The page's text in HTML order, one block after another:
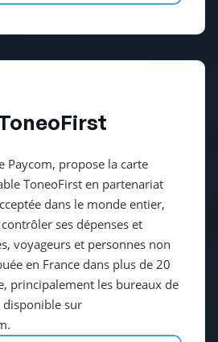
Paycom, propose la carte
ToneoFirst en partenariat
dans le monde entier,
ses dépenses et
voyageurs et personnes non
en France dans plus de 20
principalement les bureaux de
disponible sur